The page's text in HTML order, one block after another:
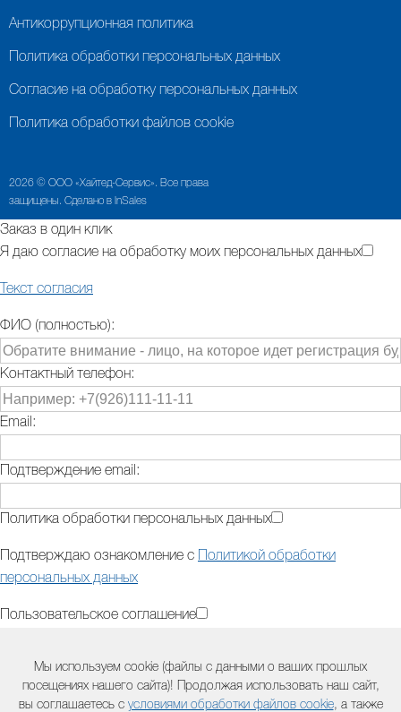
2026 © ООО «Хайтед-Сервис». Все права
защищены. Сделано в InSales
Антикоррупционная политика
Политика обработки персональных данных
Согласие на обработку персональных данных
Политика обработки файлов cookie
Мы используем cookie (файлы с данными о ваших прошлых
посещениях нашего сайта)! Продолжая использовать наш сайт,
вы соглашаетесь с условиями обработки файлов cookie, а также
Заказ в один клик
Я даю согласие на обработку моих персональных данных
Текст согласия
ФИО (полностью):
Контактный телефон:
Email:
Подтверждение email:
Политика обработки персональных данных
Подтверждаю ознакомление с
Политикой обработки
персональных данных
Пользовательское соглашение
соглашением